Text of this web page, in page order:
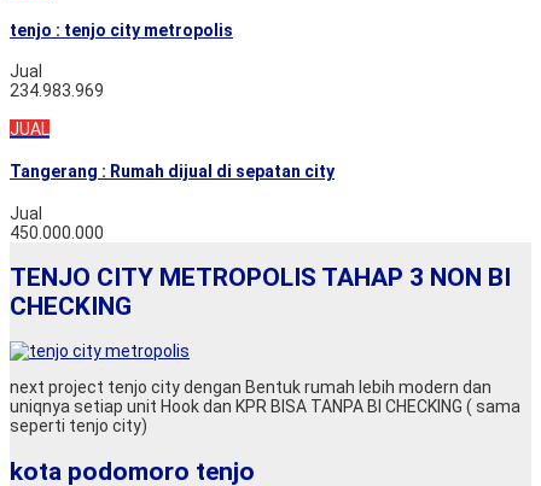
tenjo : tenjo city metropolis
Jual
234.983.969
JUAL
Tangerang : Rumah dijual di sepatan city
Jual
450.000.000
TENJO CITY METROPOLIS TAHAP 3 NON BI
CHECKING
next project tenjo city dengan Bentuk rumah lebih modern dan
uniqnya setiap unit Hook dan KPR BISA TANPA BI CHECKING ( sama
seperti tenjo city)
kota podomoro tenjo